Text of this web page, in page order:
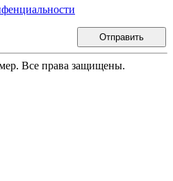
Отправить
Все права защищены.